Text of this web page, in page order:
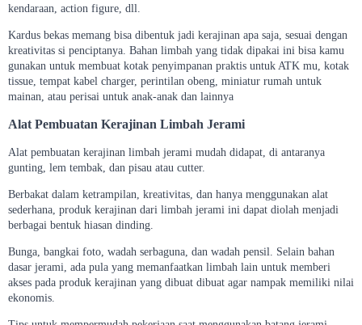
kendaraan, action figure, dll.
Kardus bekas memang bisa dibentuk jadi kerajinan apa saja, sesuai dengan
kreativitas si penciptanya. Bahan limbah yang tidak dipakai ini bisa kamu
gunakan untuk membuat kotak penyimpanan praktis untuk ATK mu, kotak
tissue, tempat kabel charger, perintilan obeng, miniatur rumah untuk
mainan, atau perisai untuk anak-anak dan lainnya
Alat Pembuatan Kerajinan Limbah Jerami
Alat pembuatan kerajinan limbah jerami mudah didapat, di antaranya
gunting, lem tembak, dan pisau atau cutter.
Berbakat dalam ketrampilan, kreativitas, dan hanya menggunakan alat
sederhana, produk kerajinan dari limbah jerami ini dapat diolah menjadi
berbagai bentuk hiasan dinding.
Bunga, bangkai foto, wadah serbaguna, dan wadah pensil. Selain bahan
dasar jerami, ada pula yang memanfaatkan limbah lain untuk memberi
akses pada produk kerajinan yang dibuat dibuat agar nampak memiliki nilai
ekonomis.